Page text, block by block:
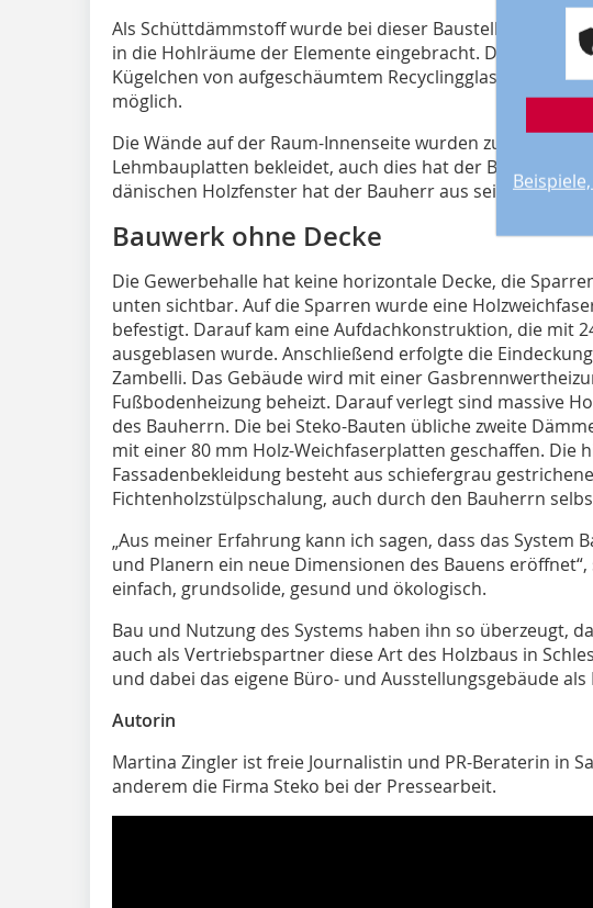
Als Schüttdämmstoff wurde bei dieser Baustelle ein
in die Hohlräume der Elemente eingebracht. Dieser
Kügelchen von aufgeschäumtem Recyclingglas, aber
möglich.
Die Wände auf der Raum-Innenseite wurden zum größten
Lehmbauplatten bekleidet, auch dies hat der Bauherr in
dänischen Holzfenster hat der Bauherr aus seinem
Bauwerk ohne Decke
Die Gewerbehalle hat keine horizontale Decke, die
unten sichtbar. Auf die Sparren wurde eine
befestigt. Darauf kam eine Aufdachkonstruktion, die mit
ausgeblasen wurde. Anschließend erfolgte die
Zambelli. Das Gebäude wird mit einer
Fußbodenheizung beheizt. Darauf verlegt sind massive
des Bauherrn. Die bei Steko-Bauten übliche zweite
mit einer 80 mm Holz-Weichfaserplatten geschaffen. Die
Fassadenbekleidung besteht aus schiefergrau
Fichtenholzstülpschalung, auch durch den Bauherrn
„Aus meiner Erfahrung kann ich sagen, dass das System
und Planern ein neue Dimensionen des Bauens eröffnet“,
einfach, grundsolide, gesund und ökologisch.
Bau und Nutzung des Systems haben ihn so überzeugt,
auch als Vertriebspartner diese Art des Holzbaus in
und dabei das eigene Büro- und Ausstellungsgebäude
Autorin
Martina Zingler ist freie Journalistin und PR-Beraterin in
anderem die Firma Steko bei der Pressearbeit.